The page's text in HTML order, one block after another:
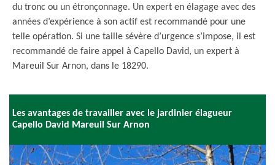
du tronc ou un étronçonnage. Un expert en élagage avec des
années d’expérience à son actif est recommandé pour une
telle opération. Si une taille sévère d’urgence s’impose, il est
recommandé de faire appel à Capello David, un expert à
Mareuil Sur Arnon, dans le 18290.
Les avantages de travailler avec le jardinier élagueur
Capello David Mareuil Sur Arnon